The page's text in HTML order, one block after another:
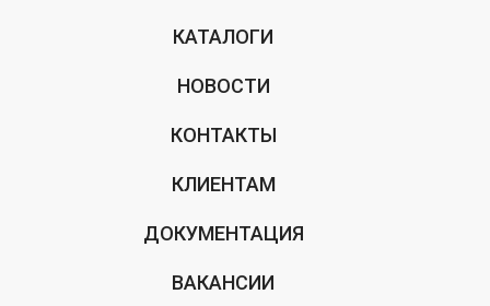
КАТАЛОГИ
НОВОСТИ
КОНТАКТЫ
КЛИЕНТАМ
ДОКУМЕНТАЦИЯ
ВАКАНСИИ